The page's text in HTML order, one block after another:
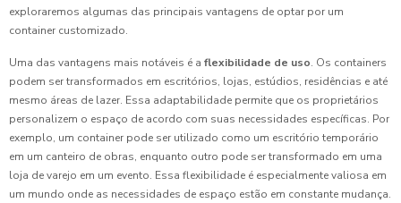
exploraremos algumas das principais vantagens de optar por um
container customizado.
Uma das vantagens mais notáveis é a flexibilidade de uso. Os containers
podem ser transformados em escritórios, lojas, estúdios, residências e até
mesmo áreas de lazer. Essa adaptabilidade permite que os proprietários
personalizem o espaço de acordo com suas necessidades específicas. Por
exemplo, um container pode ser utilizado como um escritório temporário
em um canteiro de obras, enquanto outro pode ser transformado em uma
loja de varejo em um evento. Essa flexibilidade é especialmente valiosa em
um mundo onde as necessidades de espaço estão em constante mudança.